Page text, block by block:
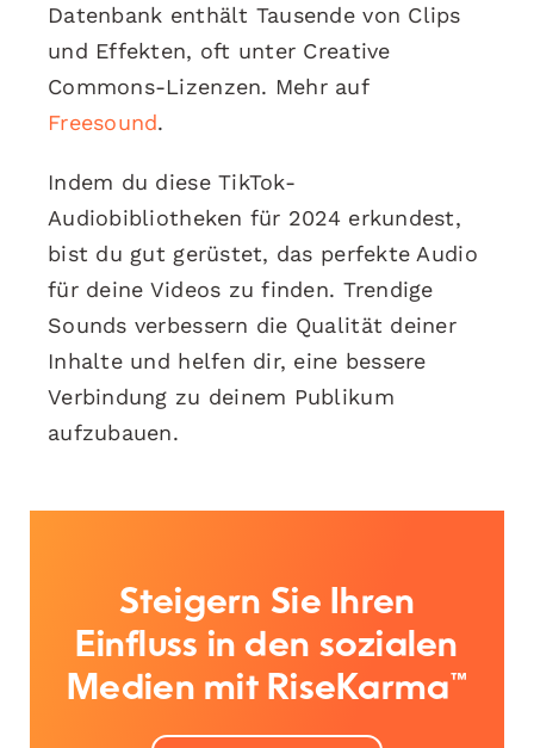
Datenbank enthält Tausende von Clips
und Effekten, oft unter Creative
Commons-Lizenzen. Mehr auf
Freesound.
Indem du diese TikTok-
Audiobibliotheken für 2024 erkundest,
bist du gut gerüstet, das perfekte Audio
für deine Videos zu finden. Trendige
Sounds verbessern die Qualität deiner
Inhalte und helfen dir, eine bessere
Verbindung zu deinem Publikum
aufzubauen.
Steigern Sie Ihren
Einfluss in den sozialen
Medien mit RiseKarma™